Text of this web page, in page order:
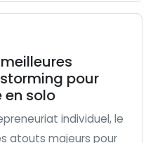
pour
solo
individuel, le
atouts majeurs pour